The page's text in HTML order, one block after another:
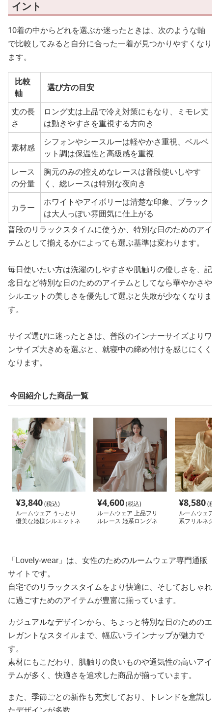
イント
10着の中からどれを選ぶか迷ったときは、次のような軸
で比較してみると自分に合った一着が見つかりやすくなり
ます。
比較
軸
選び方の目安
丈の長
さ
ロング丈は上品で冷え対策にもなり、ミモレ丈
は動きやすさを重視する方向き
素材感
シフォンやシースルーは軽やかさ重視、ベルベ
ット調は保温性と高級感を重視
レース
の分量
胸元のみの控えめなレースは普段使いしやす
く、総レースは特別な夜向き
カラー
ホワイトやアイボリーは清楚な印象、ブラック
は大人っぽい雰囲気に仕上がる
普段のリラックスタイムに使うか、特別な日のためのアイ
テムとして揃えるかによっても選ぶ基準は変わります。
毎日使いたい方は洗濯のしやすさや肌触りの優しさを、記
念日など特別な日のためのアイテムとしてなら華やかさや
シルエットの美しさを優先して選ぶと失敗が少なくなりま
す。
サイズ選びに迷ったときは、普段のインナーサイズよりワ
ンサイズ大きめを選ぶと、就寝中の締め付けを感じにくく
なります。
今回紹介した商品一覧
¥3,840(税込)
ルームウェア うっとり
優美な姫様シルエットネ
¥4,600(税込)
ルームウェア 上品フリ
ルレース 姫系ロングネ
¥8,580(税
ルームウェア
系フリルネグ
「Lovely-wear」は、女性のためのルームウェア専門通販
サイトです。
自宅でのリラックスタイムをより快適に、そしておしゃれ
に過ごすためのアイテムが豊富に揃っています。
カジュアルなデザインから、ちょっと特別な日のためのエ
レガントなスタイルまで、幅広いラインナップが魅力で
す。
素材にもこだわり、肌触りの良いものや通気性の高いアイ
テムが多く、快適さを追求した商品が揃っています。
また、季節ごとの新作も充実しており、トレンドを意識し
たデザインが多数。